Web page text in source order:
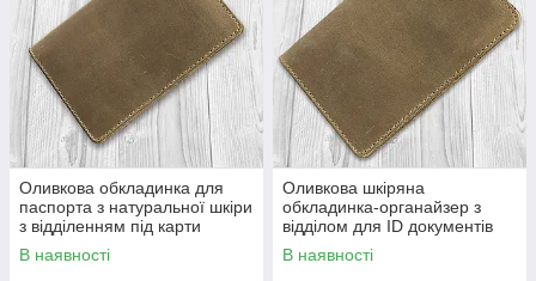
Оливкова обкладинка для
паспорта з натуральної шкіри
з відділенням під карти
В наявності
Оливкова шкіряна
обкладинка-органайзер з
відділом для ID документів
В наявності